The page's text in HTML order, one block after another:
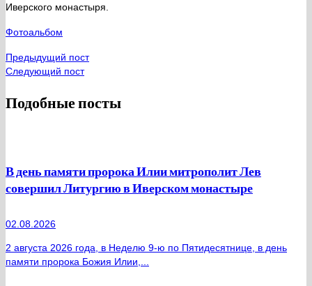
Иверского монастыря.
Фотоальбом
Предыдущий пост
Следующий пост
Подобные посты
В день памяти пророка Илии митрополит Лев
совершил Литургию в Иверском монастыре
02.08.2026
2 августа 2026 года, в Неделю 9-ю по Пятидесятнице, в день
памяти пророка Божия Илии,...